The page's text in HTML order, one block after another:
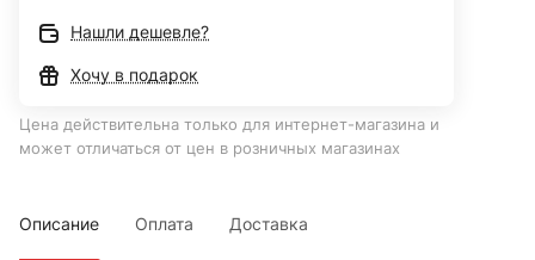
Нашли дешевле?
Хочу в подарок
Цена действительна только для интернет-магазина и
может отличаться от цен в розничных магазинах
Описание Оплата Доставка